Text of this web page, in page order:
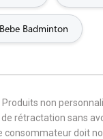
Badminton
non
rétractation sans
consommateur doit